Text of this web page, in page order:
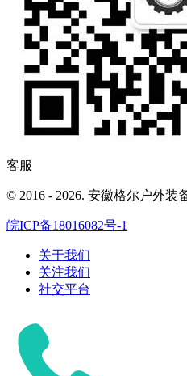
客服
© 2016 - 2026. 安徽格尔户外装
皖ICP备18016082号-1
关于我们
关注我们
社交平台